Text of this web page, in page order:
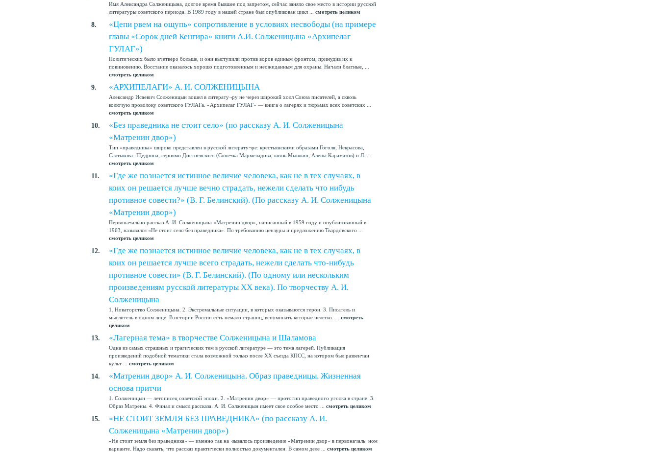
Имя Александра Солженицына, долгое время бывшее под запретом, сейчас заняло свое место в истории русской
литературы советского периода. В 1989 году в нашей стране был опубликован цикл ... смотреть целиком
8.
«Цепи рвем на ощупь» сопротивление в условиях несвободы (на примере
главы «Сорок дней Кенгира» книги А.И. Солженицына «Архипелаг
ГУЛАГ»)
Политических было вчетверо больше, и они выступили против воров единым фронтом, принудив их к
повиновению. Восстание оказалось хорошо подготовленным и неожиданным для охраны. Начали блатные, ...
смотреть целиком
9. «АРХИПЕЛАГИ» А. И. СОЛЖЕНИЦЫНА
Александр Исаевич Солженицын вошел в литерату¬ру не через широкий холл Союза писателей, а сквозь
колючую проволоку советского ГУЛАГа. «Архипелаг ГУЛАГ» — книга о лагерях и тюрьмах всех советских ...
смотреть целиком
10.
«Без праведника не стоит село» (по рассказу А. И. Солженицына
«Матренин двор»)
Тип «праведника» широко представлен в русской литерату¬ре: крестьянскими образами Гоголя, Некрасова,
Салтыкова- Щедрина, героями Достоевского (Сонечка Мармеладова, князь Мышкин, Алеша Карамазов) и Л. ...
смотреть целиком
11.
«Где же познается истинное величие человека, как не в тех случаях, в
коих он решается лучше вечно страдать, нежели сделать что нибудь
противное совести?» (В. Г. Белинский). (По рассказу А. И. Солженицына
«Матренин двор»)
Первоначально рассказ А. И. Солженицына «Матренин двор», написанный в 1959 году и опубликованный в
1963, назывался «Не стоит село без праведника». По требованию цензуры и предложению Твардовского ...
смотреть целиком
12.
«Где же познается истинное величие человека, как не в тех случаях, в
коих он решается лучше всего страдать, нежели сделать что-нибудь
противное совести» (В. Г. Белинский). (По одному или нескольким
произведениям русской литературы XX века). По творчеству А. И.
Солженицына
1. Новаторство Солженицына. 2. Экстремальные ситуации, в которых оказываются герои. 3. Писатель и
мыслитель в одном лице. В истории России есть немало страниц, вспоминать которые нелегко. ... смотреть
целиком
13. «Лагерная тема» в творчестве Солженицына и Шаламова
Одна из самых страшных и трагических тем в русской литературе — это тема лагерей. Публикация
произведений подобной тематики стала возможной только после ХХ съезда КПСС, на котором был развенчан
культ ... смотреть целиком
14.
«Матренин двор» А. И. Солженицына. Образ праведницы. Жизненная
основа притчи
1. Солженицын — летописец советской эпохи. 2. «Матренин двор» — прототип праведного уголка в стране. 3.
Образ Матрены. 4. Финал и смысл рассказа. А. И. Солженицын имеет свое особое место ... смотреть целиком
15.
«НЕ СТОИТ ЗЕМЛЯ БЕЗ ПРАВЕДНИКА» (по рассказу А. И.
Солженицына «Матренин двор»)
«Не стоит земля без праведника» — именно так на¬зывалось произведение «Матренин двор» в первоначаль¬ном
варианте. Надо сказать, что рассказ практически полностью документален. В самом деле ... смотреть целиком